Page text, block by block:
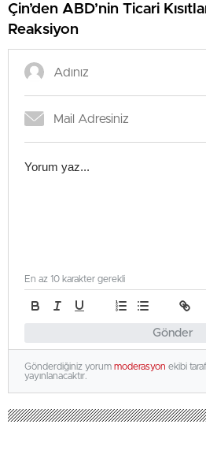
Çin’den ABD’nin Ticari
Reaksiyon
Gönder
En az 10 karakter gerekli
Gönderdiğiniz yorum moderasyon ekibi
yayınlanacaktır.